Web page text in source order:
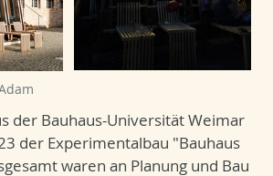
der Bauhaus-Universität Weimar
der Experimentalbau "Bauhaus
waren an Planung und Bau